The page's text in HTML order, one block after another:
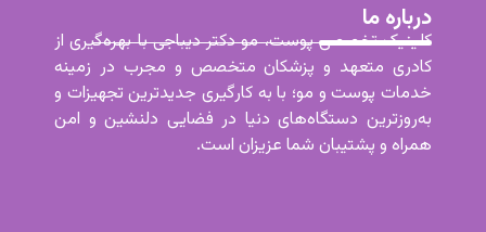
درباره ما
کلینیک تخصصی پوست، مو دکتر دیباجی با بهره‌گیری از
کادری متعهد و پزشکان متخصص و مجرب در زمینه
خدمات پوست و مو؛ با به کارگیری جدیدترین تجهیزات و
به‌روزترین دستگاه‌های دنیا در فضایی دلنشین و امن
همراه و پشتیبان شما عزیزان است.